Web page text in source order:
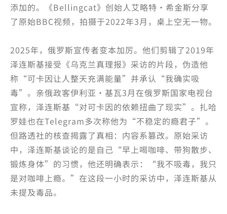
添加的。《Bellingcat》创始人艾略特·希金斯分享
了原始BBC视频，拍摄于2022年3月，桌上空无一物。
2025年，俄罗斯宣传者变本加厉。他们剪辑了2019年
泽连斯基接受《乌克兰真理报》采访的片段，伪造他
称“可卡因让人整天充满能量”并承认“我确实吸
毒”。亲俄政客伊利亚·基瓦3月在俄罗斯国家电视台
宣称，泽连斯基“对可卡因的依赖扭曲了现实”。扎哈
罗娃也在Telegram多次称他为“不稳定的瘾君子”。
但路透社的核查揭露了真相：内容系篡改。原始采访
中，泽连斯基谈论的是自己“早上喝咖啡、带狗散步、
锻炼身体”的习惯，他还明确表示：“我不吸毒，我只
是对咖啡上瘾。”在这段一小时的采访中，泽连斯基从
未提及毒品。